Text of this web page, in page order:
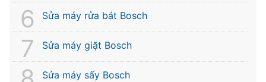
Sửa máy rửa bát Bosch
Sửa máy giặt Bosch
Sửa máy sấy Bosch